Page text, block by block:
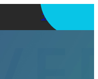
アプリを使う